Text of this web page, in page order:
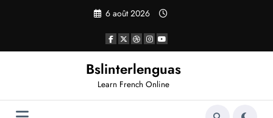
6 août 2026
Bslinterlenguas
Learn French Online